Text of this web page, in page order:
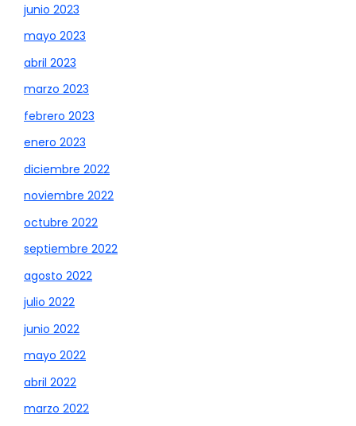
junio 2023
mayo 2023
abril 2023
marzo 2023
febrero 2023
enero 2023
diciembre 2022
noviembre 2022
octubre 2022
septiembre 2022
agosto 2022
julio 2022
junio 2022
mayo 2022
abril 2022
marzo 2022